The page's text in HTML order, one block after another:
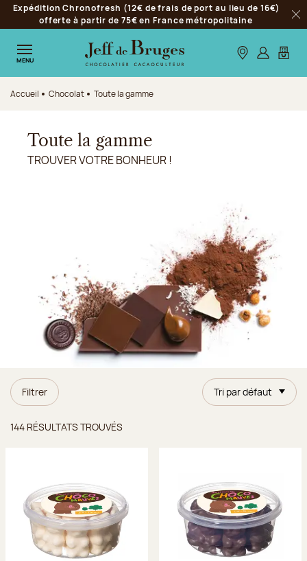
Aller à la navigation
Aller au contenu principal
Aller au pied de page
Expédition Chronofresh (12€ de frais de port au lieu de 16€)
offerte à partir de 75€ en France métropolitaine
MENU Nos boutiques
S’identifier
Mon
Accueil Chocolat Toute la gamme
Toute la gamme
TROUVER VOTRE BONHEUR !
Filtrer Tri par défaut
144 RÉSULTATS TROUVÉS